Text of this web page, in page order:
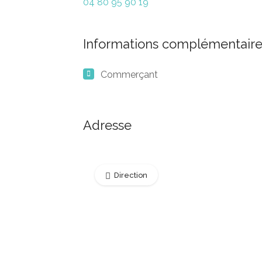
04 80 95 90 19
Informations
Commerçant
Adresse
Direction